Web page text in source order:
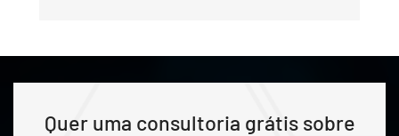
Quer uma consultoria grátis sobre